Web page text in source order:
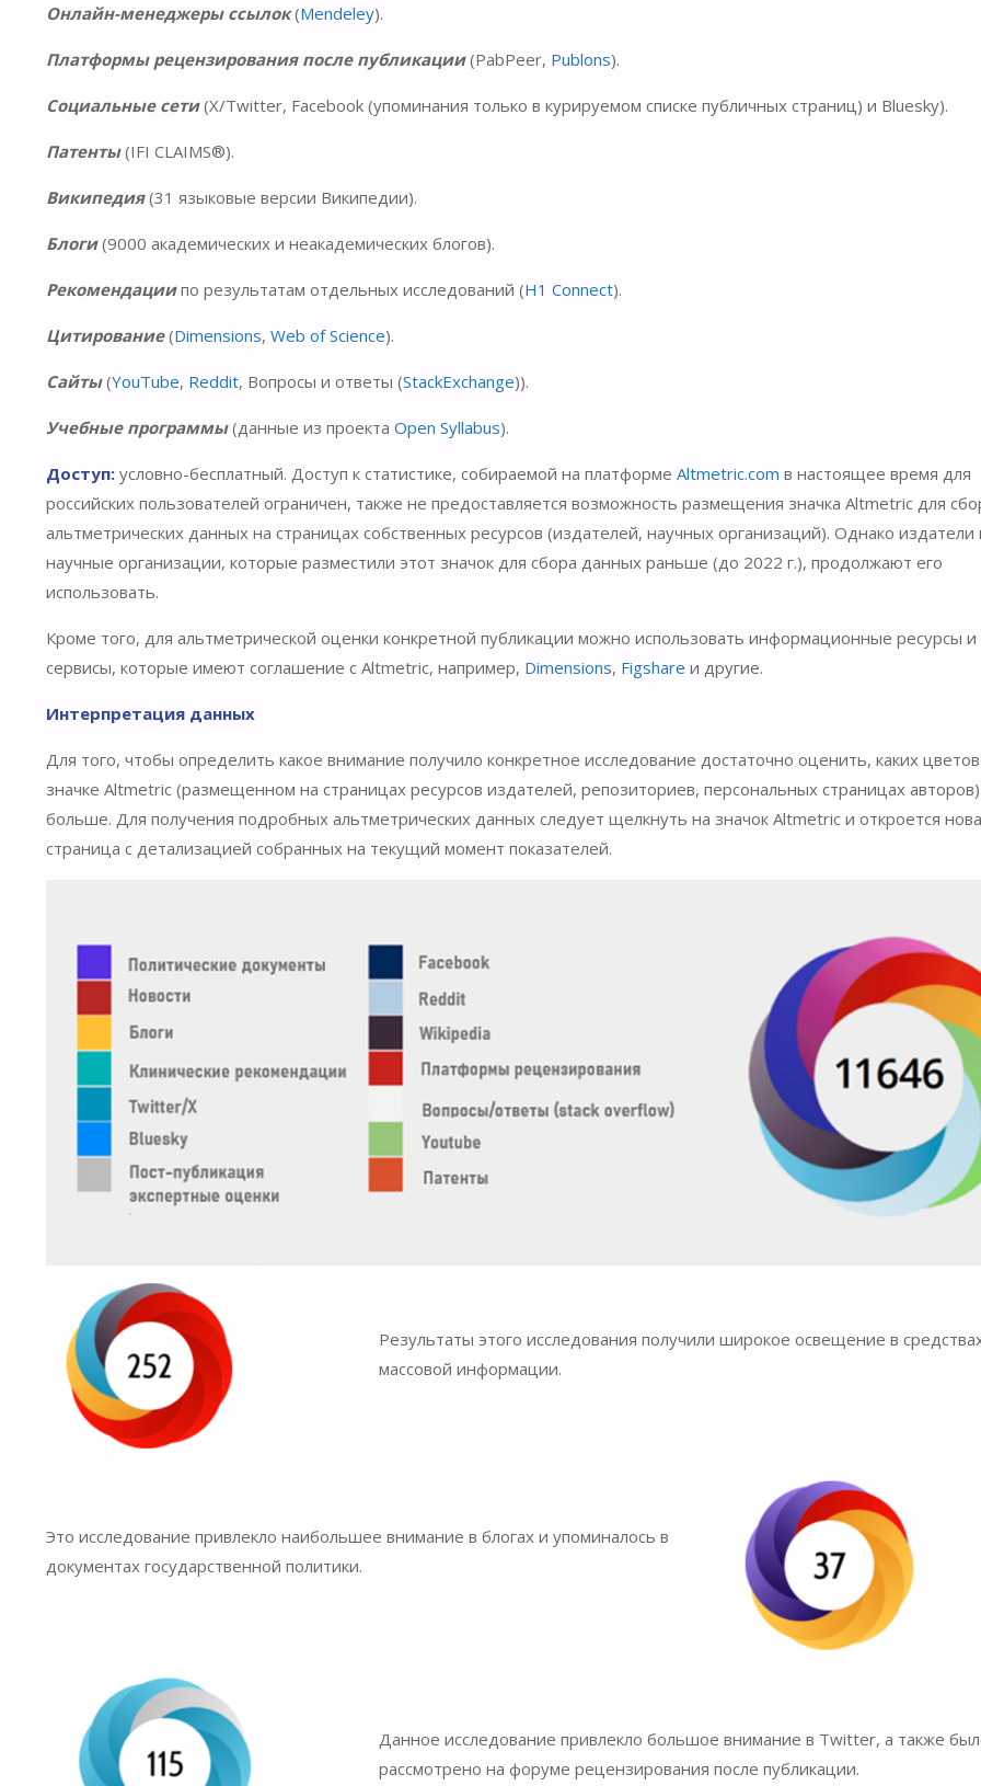
Онлайн-менеджеры ссылок (Mendeley).
Платформы рецензирования после публикации(PabPeer, Publons).
Социальные сети(X/Twitter, Facebook (упоминания только в курируемом списке публичных страниц) и Bluesky).
Патенты(IFI CLAIMS®).
Википедия(31 языковые версии Википедии).
Блоги(9000 академических и неакадемических блогов).
Рекомендациипо результатам отдельных исследований (H1 Connect).
Цитирование(Dimensions, Web of Science).
Сайты(YouTube, Reddit, Вопросы и ответы (StackExchange)).
Учебные программы(данные из проекта Open Syllabus).
Доступ: условно-бесплатный. Доступ к статистике, собираемой на платформе Altmetric.com в настоящее время для
российских пользователей ограничен, также не предоставляется возможность размещения значка Altmetric для
альтметрических данных на страницах собственных ресурсов (издателей, научных организаций). Однако издатели
научные организации, которые разместили этот значок для сбора данных раньше (до 2022 г.), продолжают его
использовать.
Кроме того, для альтметрической оценки конкретной публикации можно использовать информационные ресурсы и
сервисы, которые имеют соглашение с Altmetric, например, Dimensions, Figshare и другие.
Интерпретация данных
Для того, чтобы определить какое внимание получило конкретное исследование достаточно оценить, каких
значке Altmetric (размещенном на страницах ресурсов издателей, репозиториев, персональных страницах авторов)
больше. Для получения подробных альтметрических данных следует щелкнуть на значок Altmetric и откроется
страница с детализацией собранных на текущий момент показателей.
Результаты этого исследования получили широкое освещение в
массовой информации.
Это исследование привлекло наибольшее внимание в блогах и упоминалось в
документах государственной политики.
Данное исследование привлекло большое внимание в Twitter, а также
рассмотрено на форуме рецензирования после публикации.